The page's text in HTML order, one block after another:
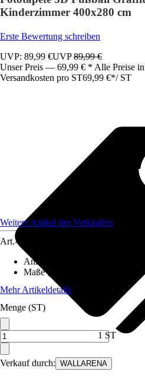
Kinderzimmer 400x280 cm
Erste Bewertung schreiben
UVP: 89,99 €UVP89,99 €
Unser Preis — 69,99 € * Alle Preise
Versandkosten pro ST69,99 €*/ ST
Verkauf durch: WALLARENA
Weitere Artikel des Verkäufers
Art.-Nr.
Anzahl der Teile
Maße (BxH)
Mehr Artikeldetails
Menge (ST)
1 ST